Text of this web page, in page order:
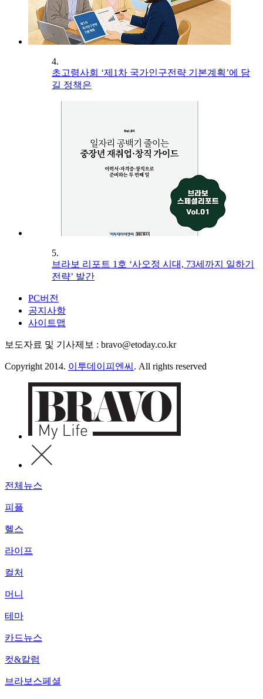
4.
초고령사회 ‘제1차 국가인구전략 기본계획’에 담
길 정책은
5.
브라보 리포트 1호 ‘사오정 시대, 73세까지 일하기
전략’ 발간
PC버전
공지사항
사이트맵
보도자료 및 기사제보 : bravo@etoday.co.kr
Copyright 2014. 이투데이피엔씨 . All rights reserved
전체뉴스
피플
헬스
라이프
컬처
머니
테마
카드뉴스
컷&칼럼
브라보스페셜